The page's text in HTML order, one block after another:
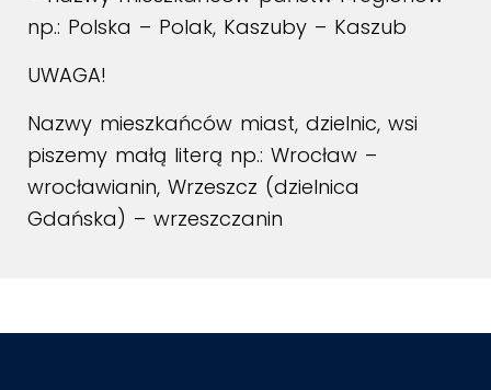
np.: Polska – Polak, Kaszuby – Kaszub
UWAGA!
Nazwy mieszkańców miast, dzielnic, wsi
piszemy małą literą np.: Wrocław –
wrocławianin, Wrzeszcz (dzielnica
Gdańska) – wrzeszczanin